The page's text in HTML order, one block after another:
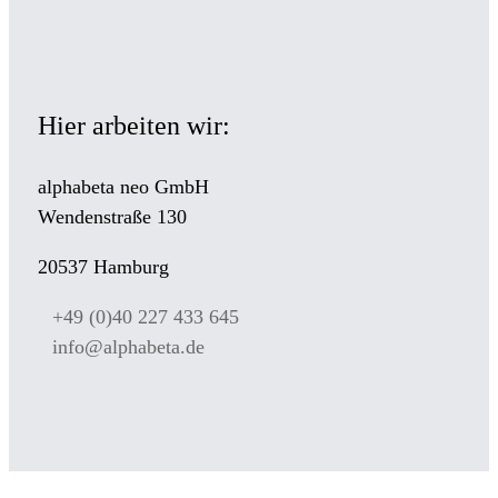
Hier arbeiten wir:
alphabeta neo GmbH
Wendenstraße 130
20537 Hamburg
+49 (0)40 227 433 645
info@alphabeta.de